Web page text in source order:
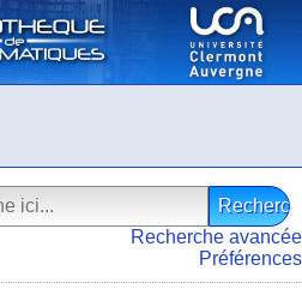
Recherche avancée
Préférences